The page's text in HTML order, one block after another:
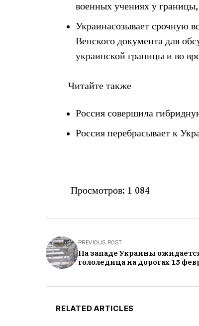
военных учениях у
Украинасозывает срочную
Венского документа для
украинской границы и во
Читайте также
Россия совершила
Россия перебрасывает к
Просмотров: 1 084
PREVIOUS POST
На западе Украины
гололедица на дорогах 15
RELATED ARTICLES